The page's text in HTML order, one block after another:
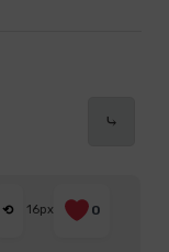
⤷
⟲ 16px 0